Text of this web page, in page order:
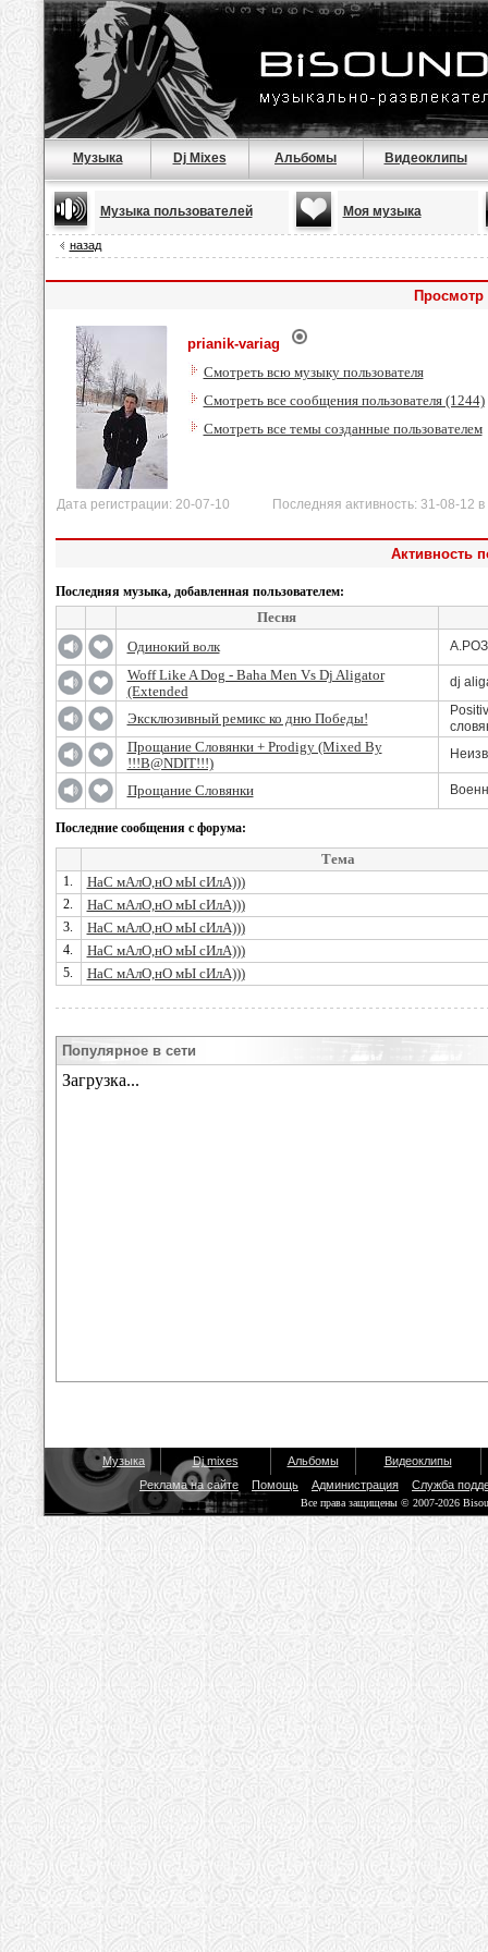
Музыка Dj Mixes Альбомы Видеоклипы
Музыка пользователей Моя музыка
назад
prianik-variag
Смотреть всю музыку пользователя
Смотреть все сообщения пользователя (1244)
Смотреть все темы созданные пользователем
Дата регистрации: 20-07-10 Последняя активность: 31-08-12 в
Активность
Последняя музыка, добавленная пользователем:
Песня
Одинокий волк
Woff Like A Dog - Baha Men Vs Dj Aligator
(Extended
dj
Эксклюзивный ремикс ко дню Победы!
Прощание Словянки + Prodigy (Mixed By
!!!B@NDIT!!!)
Прощание Словянки
Последние сообщения с форума:
Тема
1. НаС мАлО,нО мЫ сИлА)))
2. НаС мАлО,нО мЫ сИлА)))
3. НаС мАлО,нО мЫ сИлА)))
4. НаС мАлО,нО мЫ сИлА)))
5. НаС мАлО,нО мЫ сИлА)))
Популярное в сети
Музыка Dj mixes Альбомы
Видеоклипы
Реклама на сайте
Помощь Администрация Служба
Все права защищены © 2007-2026